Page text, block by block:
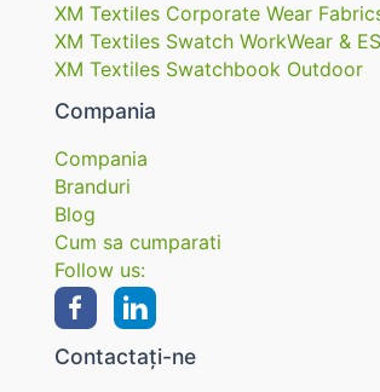
XM Textiles Corporate Wear
XM Textiles Swatch WorkWear &
XM Textiles Swatchbook Outdoor
Compania
Compania
Branduri
Blog
Cum sa cumparati
Follow us:
Contactați-ne